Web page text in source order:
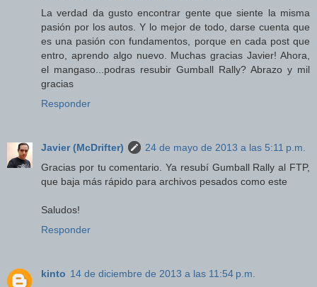
La verdad da gusto encontrar gente que siente la misma
pasión por los autos. Y lo mejor de todo, darse cuenta que
es una pasión con fundamentos, porque en cada post que
entro, aprendo algo nuevo. Muchas gracias Javier! Ahora,
el mangaso...podras resubir Gumball Rally? Abrazo y mil
gracias
Responder
Javier (McDrifter)
24 de mayo de 2013 a las 5:11 p.m.
Gracias por tu comentario. Ya resubí Gumball Rally al FTP,
que baja más rápido para archivos pesados como este
Saludos!
Responder
kinto 14 de diciembre de 2013 a las 11:54 p.m.